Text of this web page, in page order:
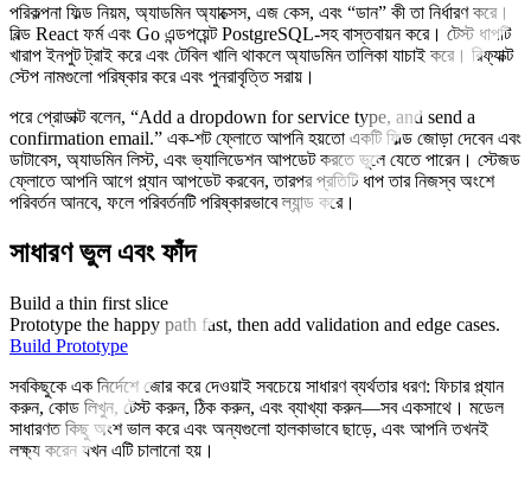
পরিকল্পনা ফিল্ড নিয়ম, অ্যাডমিন অ্যাক্সেস, এজ কেস, এবং “ডান” কী তা নির্ধারণ করে।
বিল্ড React ফর্ম এবং Go এন্ডপয়েন্ট PostgreSQL-সহ বাস্তবায়ন করে। টেস্ট ধাপটি
খারাপ ইনপুট ট্রাই করে এবং টেবিল খালি থাকলে অ্যাডমিন তালিকা যাচাই করে। রিফ্যাক্ট
স্টেপ নামগুলো পরিষ্কার করে এবং পুনরাবৃত্তি সরায়।
পরে প্রোডাক্ট বলেন, “Add a dropdown for service type, and send a
confirmation email.” এক-শট ফ্লোতে আপনি হয়তো একটি ফিল্ড জোড়া দেবেন এবং
ডাটাবেস, অ্যাডমিন লিস্ট, এবং ভ্যালিডেশন আপডেট করতে ভুলে যেতে পারেন। স্টেজড
ফ্লোতে আপনি আগে প্ল্যান আপডেট করবেন, তারপর প্রতিটি ধাপ তার নিজস্ব অংশে
পরিবর্তন আনবে, ফলে পরিবর্তনটি পরিষ্কারভাবে ল্যান্ড করে।
সাধারণ ভুল এবং ফাঁদ
Build a thin first slice
Prototype the happy path fast, then add validation and edge cases.
Build Prototype
সবকিছুকে এক নির্দেশে জোর করে দেওয়াই সবচেয়ে সাধারণ ব্যর্থতার ধরণ: ফিচার প্ল্যান
করুন, কোড লিখুন, টেস্ট করুন, ঠিক করুন, এবং ব্যাখ্যা করুন—সব একসাথে। মডেল
সাধারণত কিছু অংশ ভাল করে এবং অন্যগুলো হালকাভাবে ছাড়ে, এবং আপনি তখনই
লক্ষ্য করেন যখন এটি চালানো হয়।